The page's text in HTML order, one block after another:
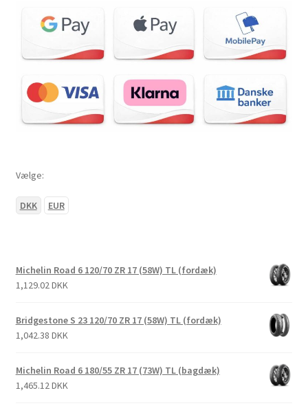
Vælge:
DKK EUR
Michelin Road 6 120/70 ZR 17 (58W) TL (fordæk)
1,129.02 DKK
Bridgestone S 23 120/70 ZR 17 (58W) TL (fordæk)
1,042.38 DKK
Michelin Road 6 180/55 ZR 17 (73W) TL (bagdæk)
1,465.12 DKK